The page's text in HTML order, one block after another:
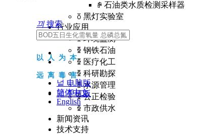
ꄵ 石油类水质检测采样器
ꅂ 黑灯实验室
行业应用
ꅀ环境监测
ꅀ 钢铁石油
ꅀ 医疗化工
ꅀ 科研勘探
ꅀ水源管理
ꅀ公正检验
ꅀ 市政供水
新闻资讯
技术支持
끠 搜索
以人为本
远离毒害
넡 电脑版
넓 手机版
简体中文
English